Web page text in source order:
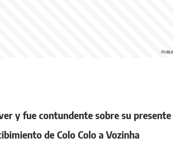
y fue contundente sobre su presente
de Colo Colo a Vozinha